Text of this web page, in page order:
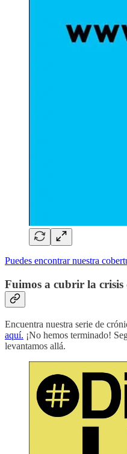
Puedes encontrar nuestra
Fuimos a cubrir la crisis
Encuentra nuestra serie de
aquí. ¡No hemos terminado!
levantamos allá.